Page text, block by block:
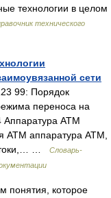
технологии в целом
технического
сети
99: Порядок
переноса на
Аппаратура ATM
аппаратура ATM,
…
Словарь-
понятия, которое